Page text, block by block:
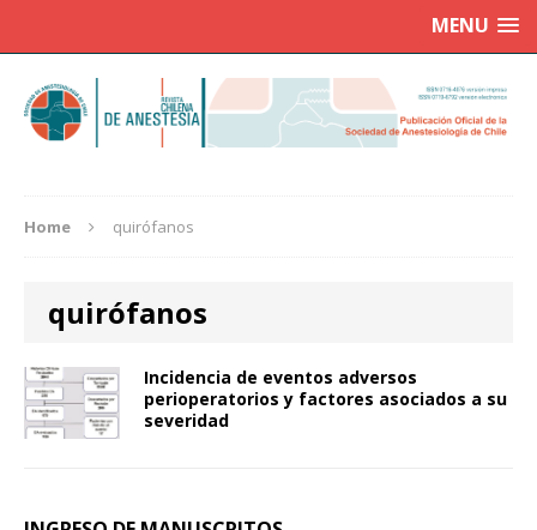
MENU
Home quirófanos
quirófanos
Incidencia de eventos adversos
perioperatorios y factores asociados a su
severidad